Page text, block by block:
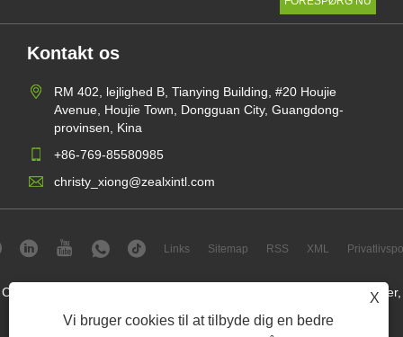
X
Vi bruger cookies til at tilbyde dig en bedre
Kontakt os
RM 402, lejlighed B, Tianying Building, #20 Houjie
Avenue, Houjie Town, Dongguan City, Guangdong-
provinsen, Kina
+86-769-85580985
christy_xiong@zealxintl.com
Links Sitemap RSS XML
Copyright © 2023 Zeal X International Limited - Papirboks, papirposer,
papirforsendelser - Alle rettigheder forbeholdes.